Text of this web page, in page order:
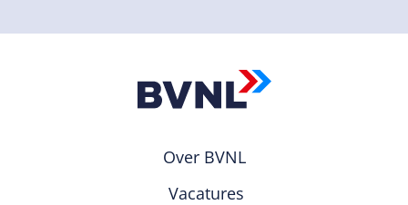
Over BVNL
Vacatures